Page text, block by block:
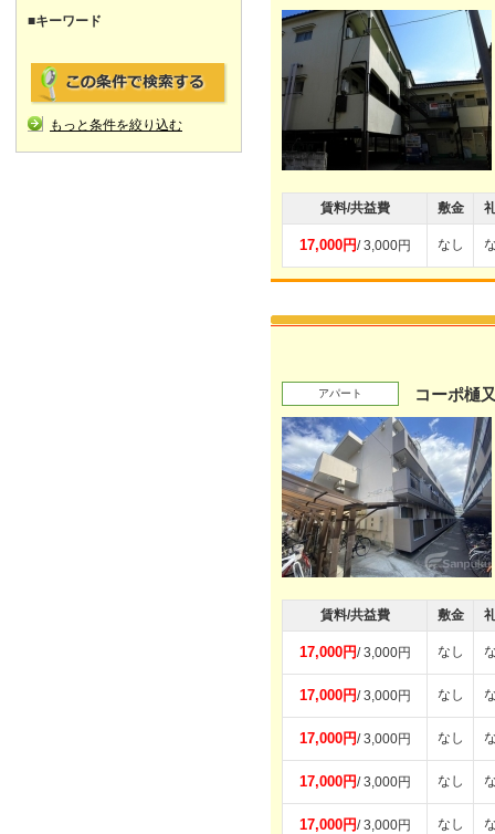
■キーワード
もっと条件を絞り込む
賃料/共益費 敷金
17,000円/ 3,000円 なし
アパート コーポ樋
賃料/共益費 敷金
17,000円/ 3,000円 なし
17,000円/ 3,000円 なし
17,000円/ 3,000円 なし
17,000円/ 3,000円 なし
17,000円/ 3,000円 なし